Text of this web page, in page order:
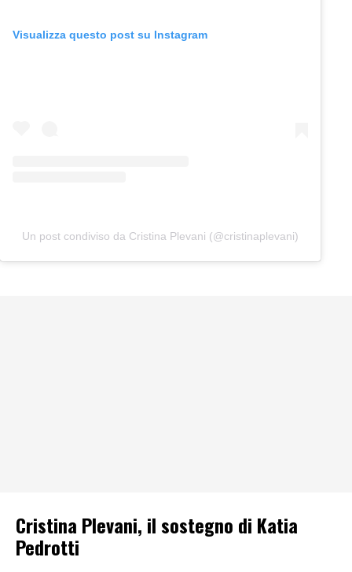
Visualizza questo post su Instagram
Un post condiviso da Cristina Plevani (@cristinaplevani)
Cristina Plevani, il sostegno di Katia
Pedrotti